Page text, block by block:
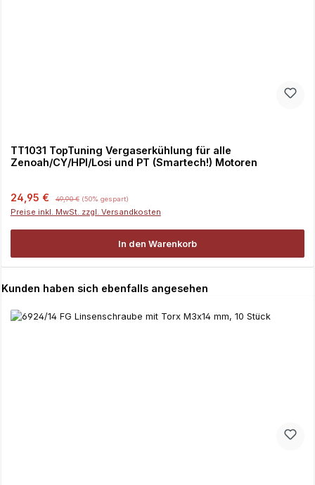
TT1031 TopTuning Vergaserkühlung für alle
Zenoah/CY/HPI/Losi und PT (Smartech!) Motoren
Verkaufspreis:
24,95 € Regulärer Preis:
49,90 € (50% gespart)
Preise inkl. MwSt. zzgl. Versandkosten
In den Warenkorb
Produktgalerie überspringen
Kunden haben sich ebenfalls angesehen